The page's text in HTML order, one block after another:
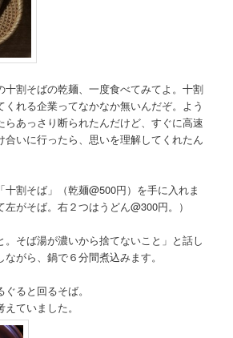
割そばの乾麺、一度食べてみてよ。十割
くれる企業ってなかなか無いんだぞ。よう
らあっさり断られたんだけど、すぐに高速
合いに行ったら、思いを理解してくれたん
割そば」（乾麺@500円）を手に入れま
がそば。右２つはうどん@300円。）
そば湯が濃いから捨てないこと」と話し
がら、鍋で６分間煮込みます。
ると回るそば。
ていました。